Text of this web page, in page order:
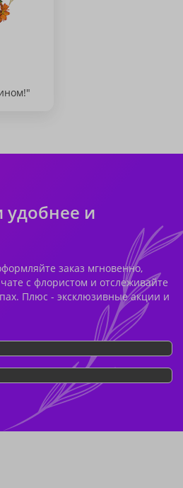
и
заказ мгновенно,
с флористом и отслеживайте
Плюс - эксклюзивные акции и